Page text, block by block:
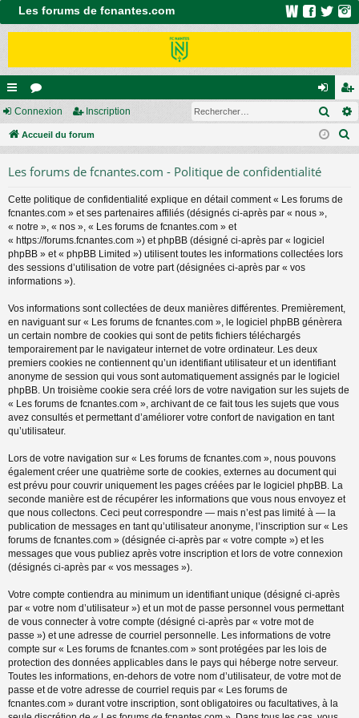
Les forums de fcnantes.com
ac
co
s
or
u
on
ne
ns
cri
Connexion Inscription
Accueil du forum
Les forums de fcnantes.com - Politique de confidentialité
Cette politique de confidentialité explique en détail comment « Les forums de
fcnantes.com » et ses partenaires affiliés (désignés ci-après par « nous »,
« notre », « nos », « Les forums de fcnantes.com » et
« https://forums.fcnantes.com ») et phpBB (désigné ci-après par « logiciel
phpBB » et « phpBB Limited ») utilisent toutes les informations collectées lors
des sessions d’utilisation de votre part (désignées ci-après par « vos
informations »).
Vos informations sont collectées de deux manières différentes. Premièrement,
en naviguant sur « Les forums de fcnantes.com », le logiciel phpBB génèrera
un certain nombre de cookies qui sont de petits fichiers téléchargés
temporairement par le navigateur internet de votre ordinateur. Les deux
premiers cookies ne contiennent qu’un identifiant utilisateur et un identifiant
anonyme de session qui vous sont automatiquement assignés par le logiciel
phpBB. Un troisième cookie sera créé lors de votre navigation sur les sujets de
« Les forums de fcnantes.com », archivant de ce fait tous les sujets que vous
avez consultés et permettant d’améliorer votre confort de navigation en tant
qu’utilisateur.
Lors de votre navigation sur « Les forums de fcnantes.com », nous pouvons
également créer une quatrième sorte de cookies, externes au document qui
est prévu pour couvrir uniquement les pages créées par le logiciel phpBB. La
seconde manière est de récupérer les informations que vous nous envoyez et
que nous collectons. Ceci peut correspondre — mais n’est pas limité à — la
publication de messages en tant qu’utilisateur anonyme, l’inscription sur « Les
forums de fcnantes.com » (désignée ci-après par « votre compte ») et les
messages que vous publiez après votre inscription et lors de votre connexion
(désignés ci-après par « vos messages »).
Votre compte contiendra au minimum un identifiant unique (désigné ci-après
par « votre nom d’utilisateur ») et un mot de passe personnel vous permettant
de vous connecter à votre compte (désigné ci-après par « votre mot de
passe ») et une adresse de courriel personnelle. Les informations de votre
compte sur « Les forums de fcnantes.com » sont protégées par les lois de
protection des données applicables dans le pays qui héberge notre serveur.
Toutes les informations, en-dehors de votre nom d’utilisateur, de votre mot de
passe et de votre adresse de courriel requis par « Les forums de
fcnantes.com » durant votre inscription, sont obligatoires ou facultatives, à la